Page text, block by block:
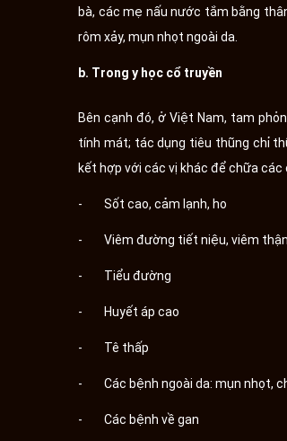
bà, các mẹ nấu nước tắm bằng
rôm xảy, mụn nhọt ngoài da.
b. Trong y học cổ truyền
Bên cạnh đó, ở Việt Nam, tam
tính mát; tác dụng tiêu thũng chỉ
kết hợp với các vị khác để chữa các
- Sốt cao, cảm lạnh, ho
- Viêm đường tiết niệu, viêm thận
- Tiểu đường
- Huyết áp cao
- Tê thấp
- Các bệnh ngoài da: mụn nhọt,
- Các bệnh về gan